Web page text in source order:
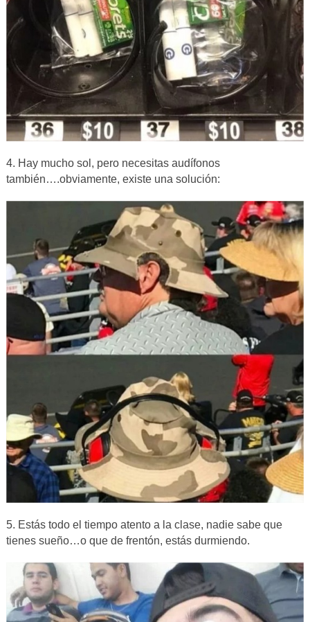
4. Hay mucho sol, pero necesitas audífonos
también….obviamente, existe una solución:
5. Estás todo el tiempo atento a la clase, nadie sabe que
tienes sueño…o que de frentón, estás durmiendo.